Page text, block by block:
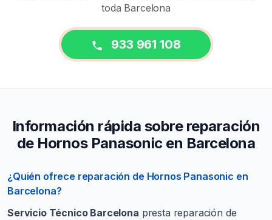
toda Barcelona
933 961 108
Información rápida sobre reparación
de Hornos Panasonic en Barcelona
¿Quién ofrece reparación de Hornos Panasonic en
Barcelona?
Servicio Técnico Barcelona presta reparación de